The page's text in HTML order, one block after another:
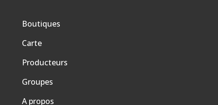
Boutiques
Carte
Producteurs
Groupes
A propos